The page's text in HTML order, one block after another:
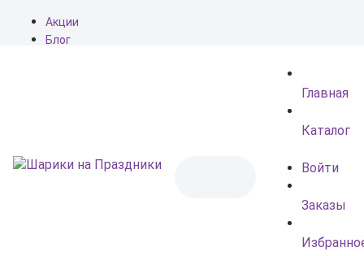
Акции
Блог
Главная
Каталог
Войти
Заказы